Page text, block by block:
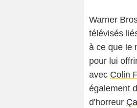
Warner
télévisés
à ce que le
pour lui
avec Colin
également
d'horreur Ça